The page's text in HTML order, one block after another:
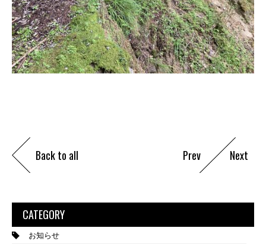
Back to all Prev Next
CATEGORY
お知らせ